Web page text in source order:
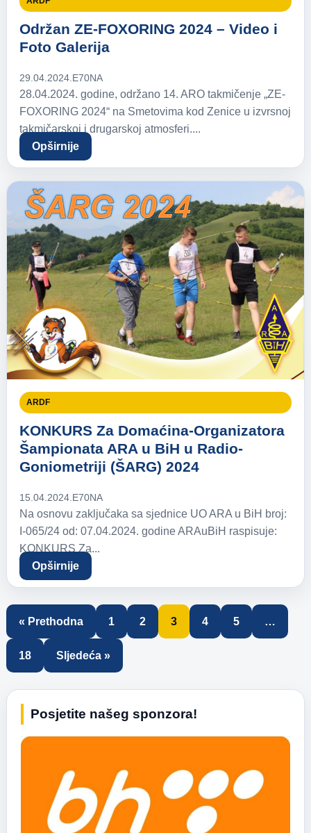
Održan ZE-FOXORING 2024 – Video i
Foto Galerija
29.04.2024.E70NA
28.04.2024. godine, održano 14. ARO takmičenje „ZE-
FOXORING 2024“ na Smetovima kod Zenice u izvrsnoj
takmičarskoj i drugarskoj atmosferi....
Opširnije
ARDF
KONKURS Za Domaćina-Organizatora
Šampionata ARA u BiH u Radio-
Goniometriji (ŠARG) 2024
15.04.2024.E70NA
Na osnovu zaključaka sa sjednice UO ARA u BiH broj:
I-065/24 od: 07.04.2024. godine ARAuBiH raspisuje:
KONKURS Za...
Opširnije
« Prethodna 1 2 3 4 5 …
18 Sljedeća »
Posjetite našeg sponzora!